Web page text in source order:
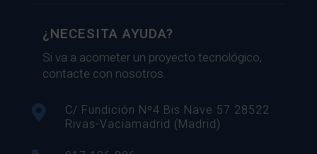
¿NECESITA AYUDA?
Si va a acometer un proyecto tecnológico,
contacte con nosotros.

C/ Fundición Nº4 Bis Nave 57 28522
Rivas-Vaciamadrid (Madrid)